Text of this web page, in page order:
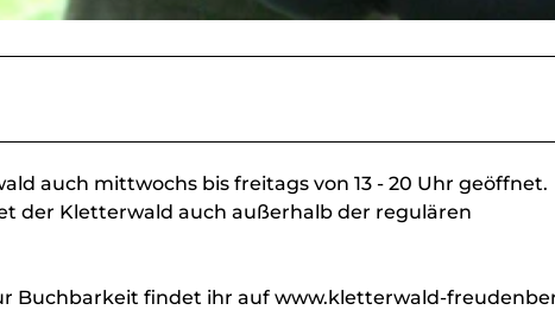
auch mittwochs bis freitags von 13 - 20 Uhr geöffnet.
der Kletterwald auch außerhalb der regulären
Buchbarkeit findet ihr auf www.kletterwald-